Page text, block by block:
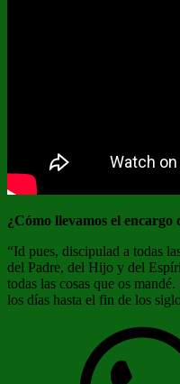
¿Cómo llevamos el encargo
“Id pues, discipulad a todas
del Padre, del Hijo y del
todas las cosas que os
los días hasta el fin de los